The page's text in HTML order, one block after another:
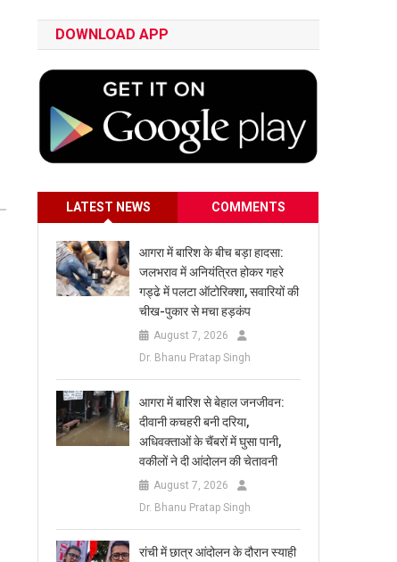
DOWNLOAD APP
LATEST NEWS COMMENTS
आगरा में बारिश के बीच बड़ा हादसा:
जलभराव में अनियंत्रित होकर गहरे
गड्ढे में पलटा ऑटोरिक्शा, सवारियों की
चीख-पुकार से मचा हड़कंप
August 7, 2026
Dr. Bhanu Pratap Singh
आगरा में बारिश से बेहाल जनजीवन:
दीवानी कचहरी बनी दरिया,
अधिवक्ताओं के चैंबरों में घुसा पानी,
वकीलों ने दी आंदोलन की चेतावनी
August 7, 2026
Dr. Bhanu Pratap Singh
रांची में छात्र आंदोलन के दौरान स्याही